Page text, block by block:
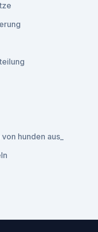
hunden aus_